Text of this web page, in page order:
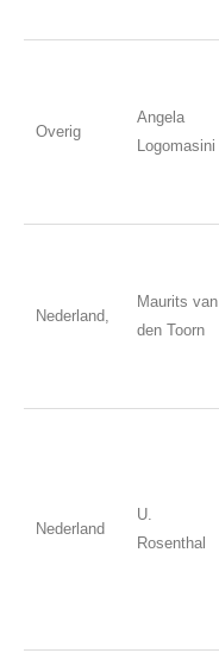
Overig
Angela
Logomasini
Nederland,
Maurits van
den Toorn
Nederland
U.
Rosenthal